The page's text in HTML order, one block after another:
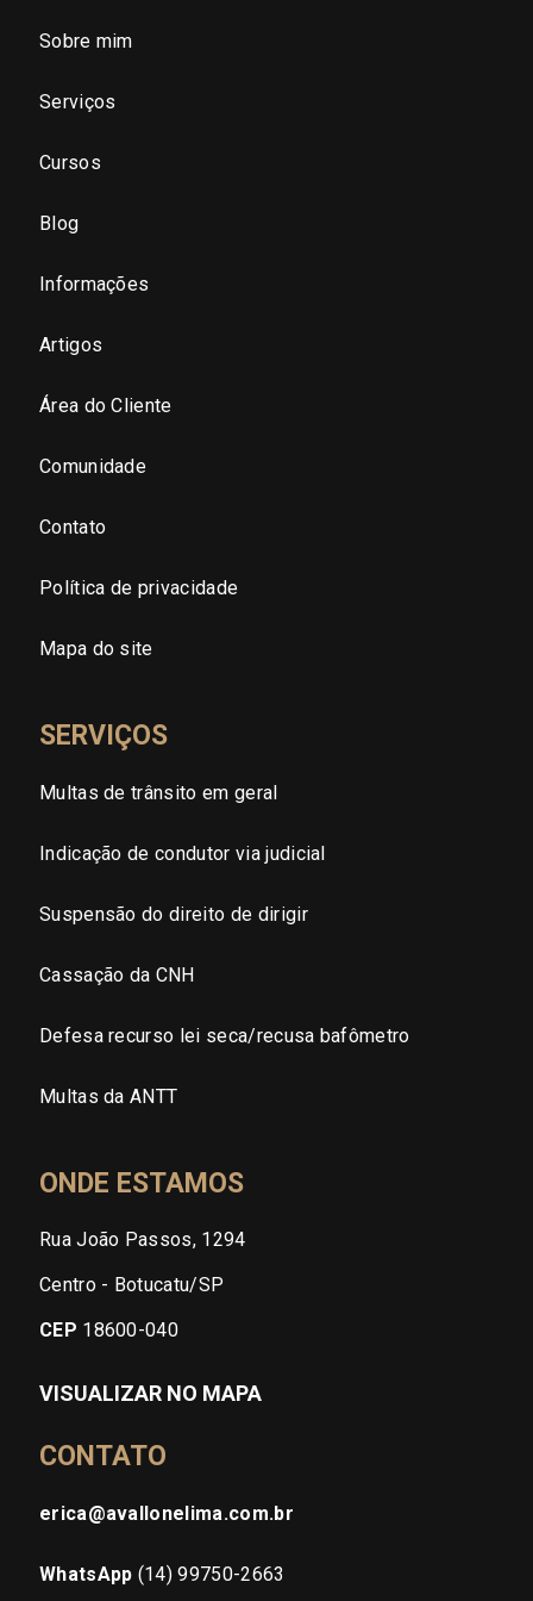
São Paulo - Grande SP
Sobre mim
Serviços
Cursos
Blog
Informações
Artigos
Área do Cliente
Comunidade
Contato
Política de privacidade
Mapa do site
SERVIÇOS
Multas de trânsito em geral
Indicação de condutor via judicial
Suspensão do direito de dirigir
Cassação da CNH
Defesa recurso lei seca/recusa bafômetro
Multas da ANTT
ONDE ESTAMOS
Rua João Passos, 1294
Centro - Botucatu/SP
CEP 18600-040
VISUALIZAR NO MAPA
CONTATO
erica@avallonelima.com.br
WhatsApp (14) 99750-2663